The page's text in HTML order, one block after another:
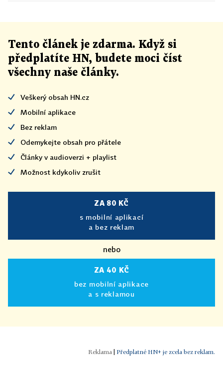
Tento článek je zdarma. Když si
předplatíte HN, budete moci číst
všechny naše články.
Veškerý obsah HN.cz
Mobilní aplikace
Bez reklam
Odemykejte obsah pro přátele
Články v audioverzi + playlist
Možnost kdykoliv zrušit
ZA 80 KČ
s mobilní aplikací
a bez reklam
nebo
ZA 40 KČ
bez mobilní aplikace
a s reklamou
Předplatné HN+ je zcela bez reklam.